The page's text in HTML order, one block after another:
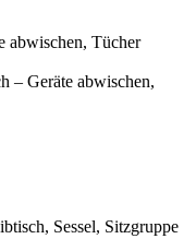
abwischen, Tücher
– Geräte abwischen,
Sessel, Sitzgruppe